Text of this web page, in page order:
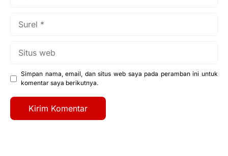
Simpan nama, email, dan situs web saya pada peramban ini untuk
komentar saya berikutnya.